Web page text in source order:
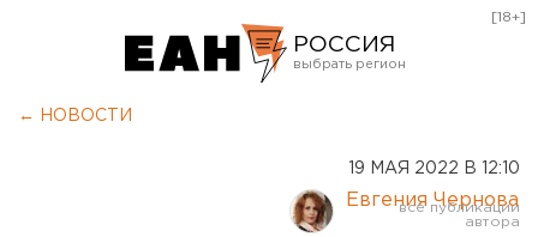
РОССИЯ
Курган
Оренбург
[18+]
← НОВОСТИ
19 МАЯ 2022 В 12:10
Евгения Чернова